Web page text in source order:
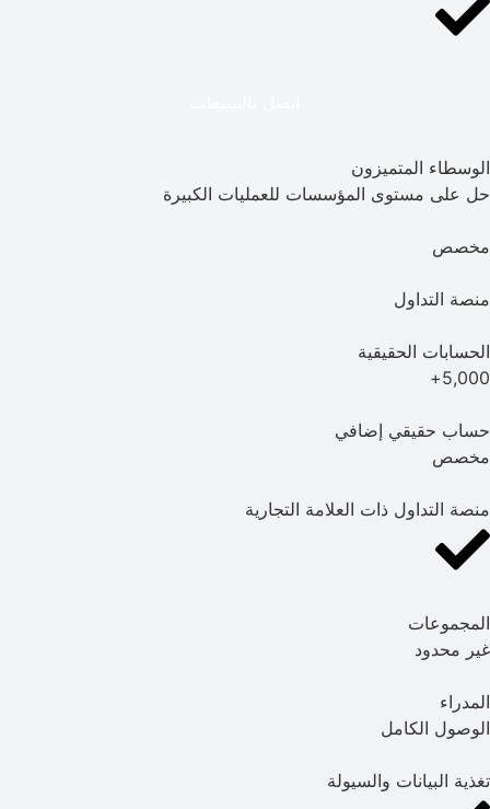
الوسطاء المتميزون
حل على مستوى المؤسسات للعمليات الكبيرة
مخصص
منصة التداول
الحسابات الحقيقية
5,000+
حساب حقيقي إضافي
مخصص
منصة التداول ذات العلامة التجارية
المجموعات
غير محدود
المدراء
الوصول الكامل
تغذية البيانات والسيولة